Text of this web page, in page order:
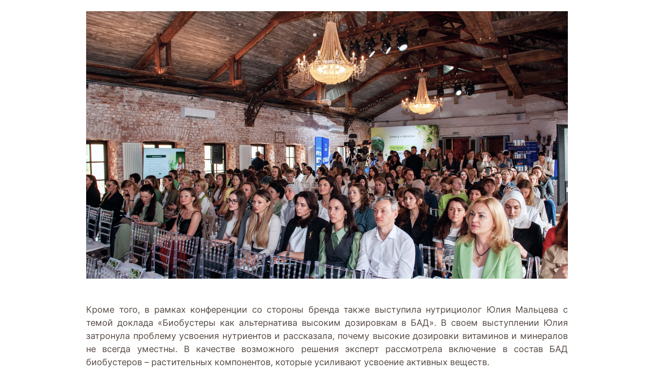
Кроме того, в рамках конференции со стороны бренда также выступила нутрициолог Юлия Мальцева с
темой доклада «Биобустеры как альтернатива высоким дозировкам в БАД». В своем выступлении Юлия
затронула проблему усвоения нутриентов и рассказала, почему высокие дозировки витаминов и минералов
не всегда уместны. В качестве возможного решения эксперт рассмотрела включение в состав БАД
биобустеров – растительных компонентов, которые усиливают усвоение активных веществ.